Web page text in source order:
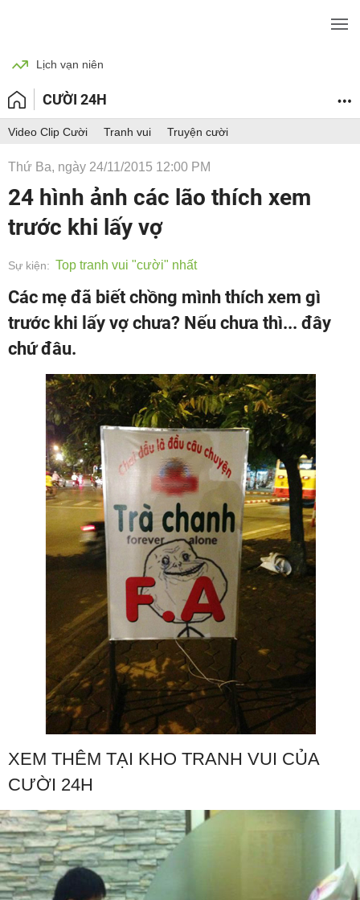
Lịch vạn niên
CƯỜI 24H
Video Clip Cười Tranh vui Truyện cười
Thứ Ba, ngày 24/11/2015 12:00 PM
24 hình ảnh các lão thích xem
trước khi lấy vợ
Sự kiện: Top tranh vui "cười" nhất
Các mẹ đã biết chồng mình thích xem gì
trước khi lấy vợ chưa? Nếu chưa thì... đây
chứ đâu.
XEM THÊM TẠI KHO TRANH VUI CỦA
CƯỜI 24H